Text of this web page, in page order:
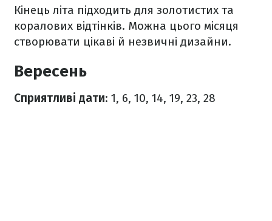
Кінець літа підходить для золотистих та
коралових відтінків. Можна цього місяця
створювати цікаві й незвичні дизайни.
Вересень
Сприятливі дати: 1, 6, 10, 14, 19, 23, 28